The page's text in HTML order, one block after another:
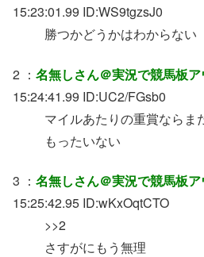
15:23:01.99 ID:WS9tgzsJ0
勝つかどうかはわからない
2 ： 名無しさん＠実況で競馬板ア
15:24:41.99 ID:UC2/FGsb0
マイルあたりの重賞ならま
もったいない
3 ： 名無しさん＠実況で競馬板ア
15:25:42.95 ID:wKxOqtCTO
>>2
さすがにもう無理